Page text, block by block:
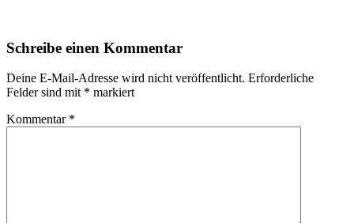
Schreibe einen Kommentar
Deine E-Mail-Adresse wird nicht veröffentlicht. Erforderliche
Felder sind mit * markiert
Kommentar *